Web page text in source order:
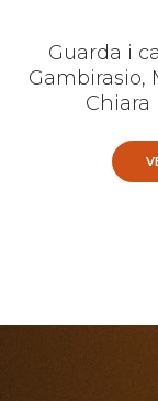
Guarda i
Gambirasio,
Chiara